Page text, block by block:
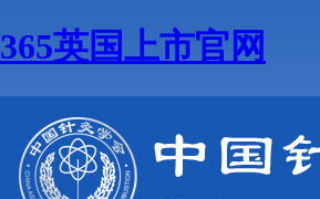
365英国上市官网